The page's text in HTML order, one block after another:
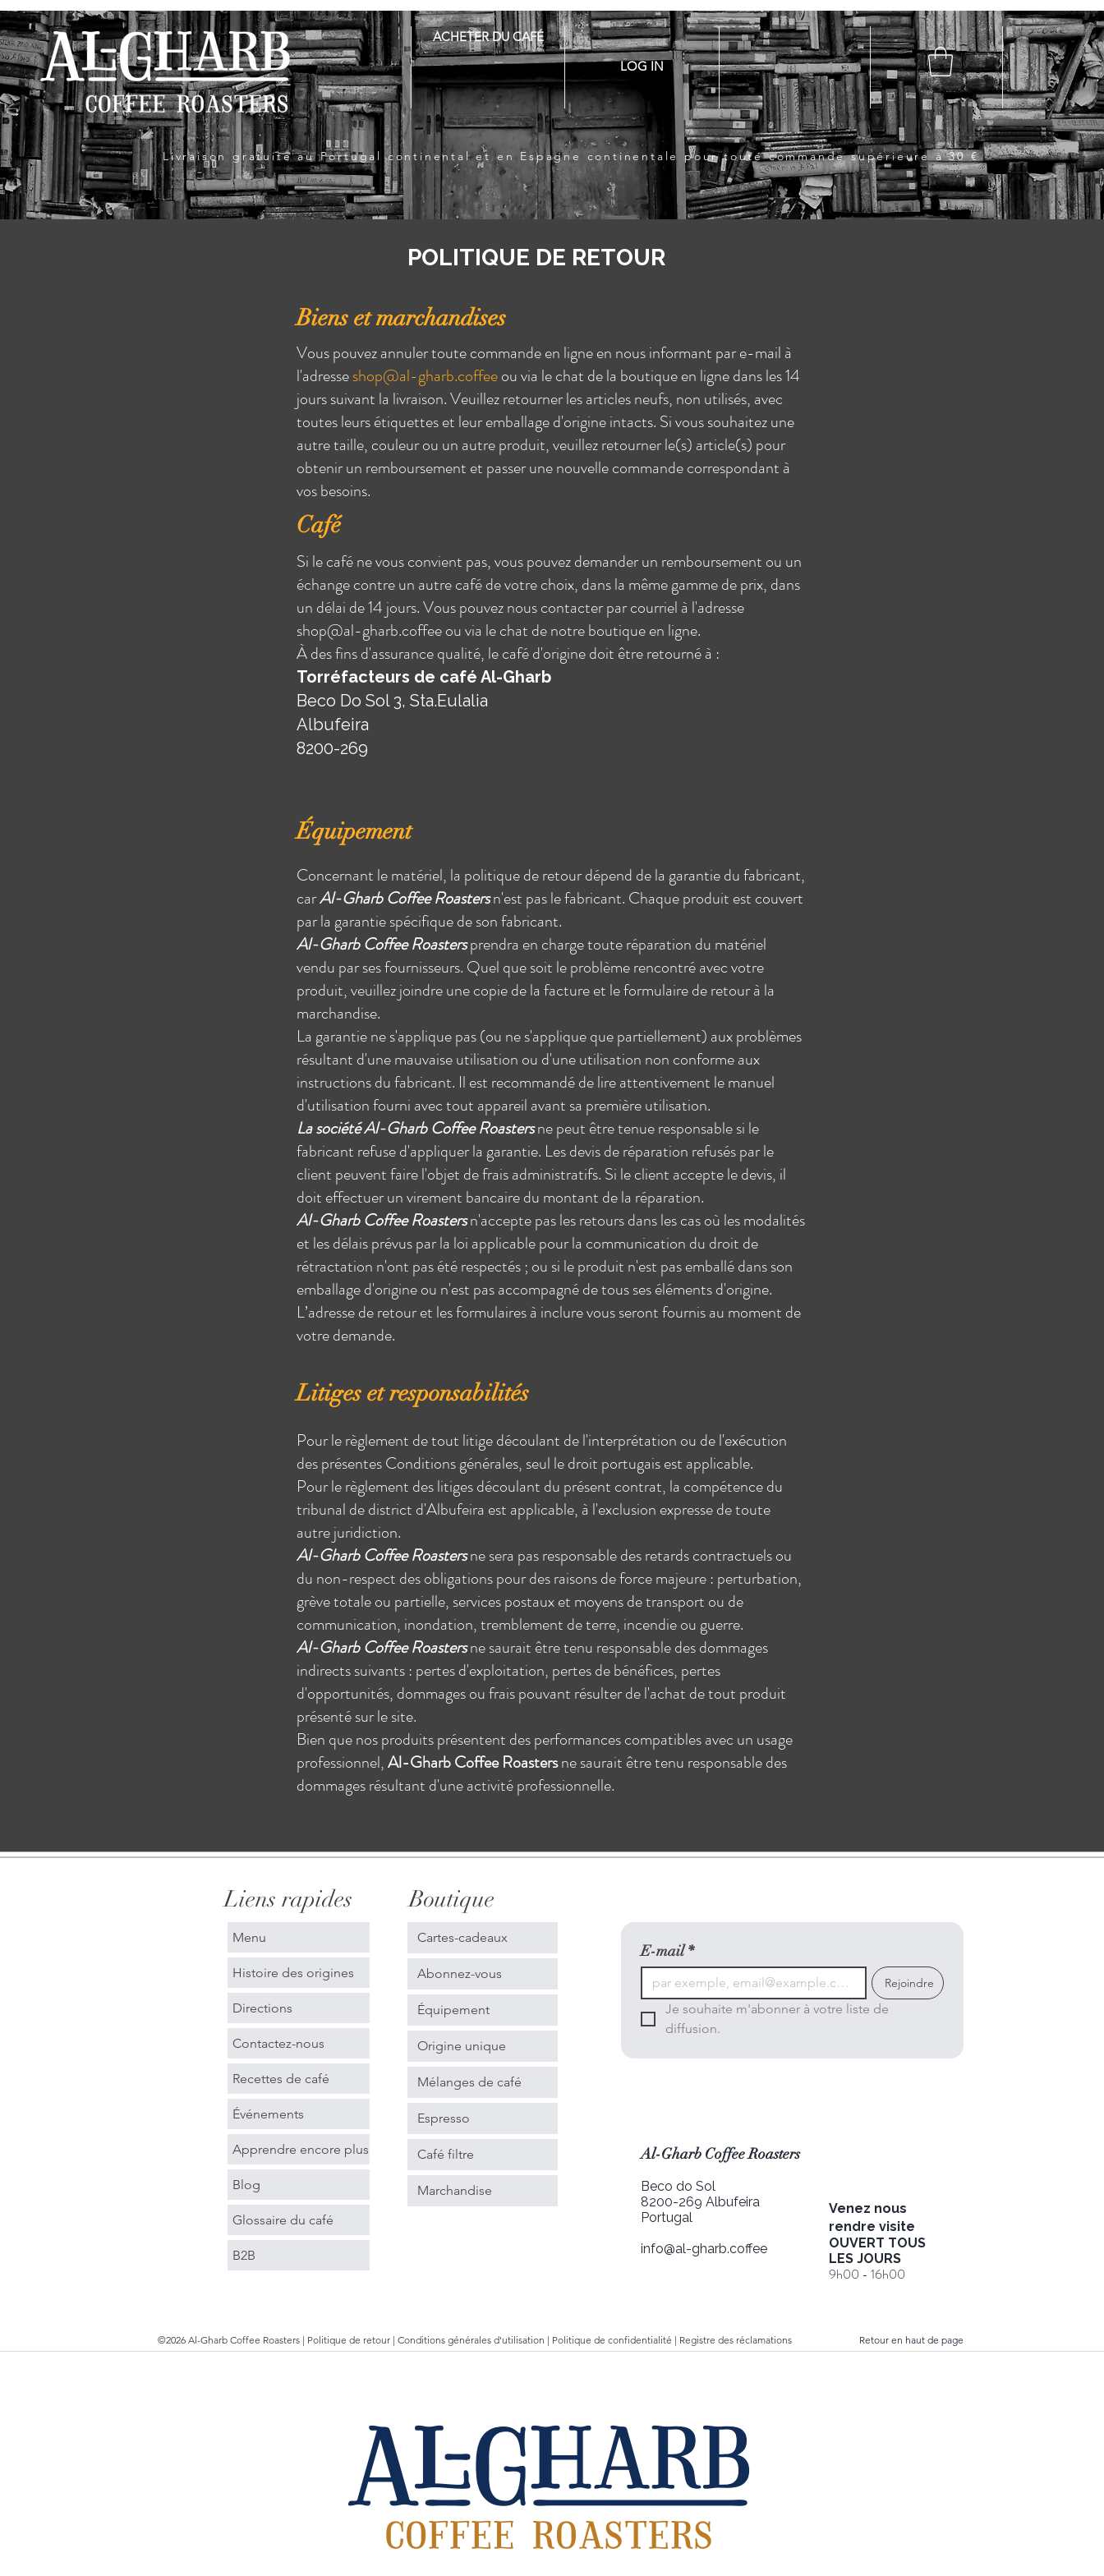
ACHETER DU CAFÉ
LOG IN
Livraison gratuite au Portugal continental et en Espagne continentale pour toute commande supérieure à 30 €
POLITIQUE DE RETOUR
Biens et marchandises
Vous pouvez annuler toute commande en ligne en nous informant par e-mail à
l'adresseshop@al-gharb.coffeeou via le chat de la boutique en ligne dans les 14
jours suivant la livraison. Veuillez retourner les articles neufs, non utilisés, avec
toutes leurs étiquettes et leur emballage d'origine intacts. Si vous souhaitez une
autre taille, couleur ou un autre produit, veuillez retourner le(s) article(s) pour
obtenir un remboursement et passer une nouvelle commande correspondant à
vos besoins.
Café
Si le café ne vous convient pas, vous pouvez demander un remboursement ou un
échange contre un autre café de votre choix, dans la même gamme de prix, dans
un délai de 14 jours. Vous pouvez nous contacter par courriel à l'adresse
shop@al-gharb.coffeeou via le chat de notre boutique en ligne.
À des fins d'assurance qualité, le café d'origine doit être retourné à :
Torréfacteurs de café Al-Gharb
Beco Do Sol 3, Sta.Eulalia
Albufeira
8200-269
Équipement
Concernant le matériel, la politique de retour dépend de la garantie du fabricant,
carAl-Gharb Coffee Roastersn'est pas le fabricant. Chaque produit est couvert
par la garantie spécifique de son fabricant.
Al-Gharb Coffee Roastersprendra en charge toute réparation du matériel
vendu par ses fournisseurs. Quel que soit le problème rencontré avec votre
produit, veuillez joindre une copie de la facture et le formulaire de retour à la
marchandise.
La garantie ne s'applique pas (ou ne s'applique que partiellement) aux problèmes
résultant d'une mauvaise utilisation ou d'une utilisation non conforme aux
instructions du fabricant. Il est recommandé de lire attentivement le manuel
d'utilisation fourni avec tout appareil avant sa première utilisation.
La société Al-Gharb Coffee Roastersne peut être tenue responsable si le
fabricant refuse d'appliquer la garantie. Les devis de réparation refusés par le
client peuvent faire l'objet de frais administratifs. Si le client accepte le devis, il
doit effectuer un virement bancaire du montant de la réparation.
Al-Gharb Coffee Roastersn'accepte pas les retours dans les cas où les modalités
et les délais prévus par la loi applicable pour la communication du droit de
rétractation n'ont pas été respectés ; ou si le produit n'est pas emballé dans son
emballage d'origine ou n'est pas accompagné de tous ses éléments d'origine.
L’adresse de retour et les formulaires à inclure vous seront fournis au moment de
votre demande.
Litiges et responsabilités
Pour le règlement de tout litige découlant de l'interprétation ou de l'exécution
des présentes Conditions générales, seul le droit portugais est applicable.
Pour le règlement des litiges découlant du présent contrat, la compétence du
tribunal de district d'Albufeira est applicable, à l'exclusion expresse de toute
autre juridiction.
Al-Gharb Coffee Roastersne sera pas responsable des retards contractuels ou
du non-respect des obligations pour des raisons de force majeure : perturbation,
grève totale ou partielle, services postaux et moyens de transport ou de
communication, inondation, tremblement de terre, incendie ou guerre.
Al-Gharb Coffee Roastersne saurait être tenu responsable des dommages
indirects suivants : pertes d'exploitation, pertes de bénéfices, pertes
d'opportunités, dommages ou frais pouvant résulter de l'achat de tout produit
présenté sur le site.
Bien que nos produits présentent des performances compatibles avec un usage
professionnel,Al-Gharb Coffee Roastersne saurait être tenu responsable des
dommages résultant d'une activité professionnelle.
Liens rapides
Menu
Histoire des origines
Directions
Contactez-nous
Recettes de café
Événements
Apprendre encore plus
Blog
Glossaire du café
B2B
Boutique
Cartes-cadeaux
Abonnez-vous
Équipement
Origine unique
Mélanges de café
Espresso
Café filtre
Marchandise
E-mail *
Rejoindre
Je souhaite m'abonner à votre liste de
diffusion.
Al-Gharb Coffee Roasters
Beco do Sol
8200-269 Albufeira
Portugal
info@al-gharb.coffee
Venez nous
rendre visite
OUVERT TOUS
LES JOURS
9h00 - 16h00
©2026 Al-Gharb Coffee Roasters | Politique de retour | Conditions générales d'utilisation | Politique de confidentialité | Registre des réclamations Retour en haut de page